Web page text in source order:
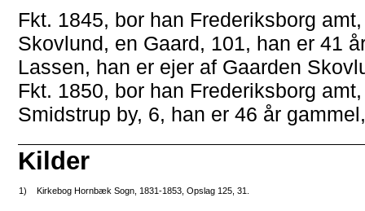
Fkt. 1845, bor han Frederiksborg
Skovlund, en Gaard, 101, han er 41
Lassen, han er ejer af Gaarden
Fkt. 1850, bor han Frederiksborg
Smidstrup by, 6, han er 46 år
Kilder
1) Kirkebog Hornbæk Sogn, 1831-1853, Opslag 125, 31.